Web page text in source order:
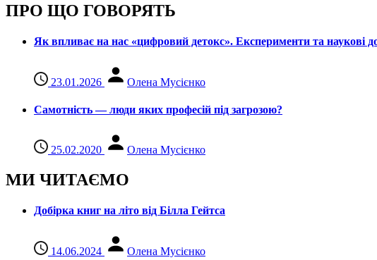
ПРО ЩО ГОВОРЯТЬ
Як впливає на нас «цифровий детокс». Експерименти та наукові
23.01.2026 Олена Мусієнко
Самотність — люди яких професій під загрозою?
25.02.2020 Олена Мусієнко
МИ ЧИТАЄМО
Добірка книг на літо від Білла Гейтса
14.06.2024 Олена Мусієнко